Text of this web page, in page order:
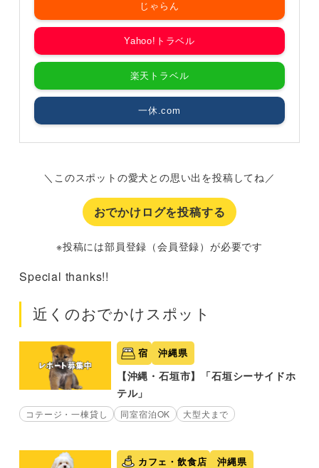
じゃらん
Yahoo!トラベル
楽天トラベル
一休.com
＼このスポットの愛犬との思い出を投稿してね／
おでかけログを投稿する
※投稿には部員登録（会員登録）が必要です
Special thanks!!
近くのおでかけスポット
宿 沖縄県
【沖縄・石垣市】「石垣シーサイドホ
テル」
コテージ・一棟貸し 同室宿泊OK 大型犬まで
カフェ・飲食店 沖縄県